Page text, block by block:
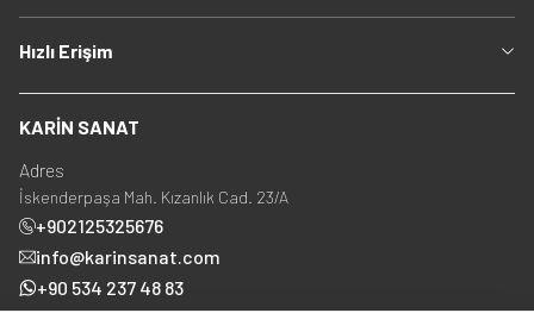
Hızlı Erişim
KARİN SANAT
Adres
İskenderpaşa Mah. Kızanlık Cad. 23/A
+902125325676
info@karinsanat.com
+90 534 237 48 83